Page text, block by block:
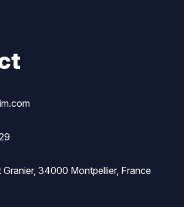
Granier, 34000 Montpellier, France